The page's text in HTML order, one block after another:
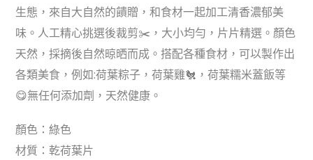
生態，來自大自然的饋贈，和食材一起加工清香濃郁美
味。人工精心挑選後裁剪✂️，大小均勻，片片精選。顏色
天然，採摘後自然晾晒而成。搭配各種食材，可以製作出
各類美食，例如:荷葉粽子，荷葉雞🐔，荷葉糯米蓋飯等
😋無任何添加劑，天然健康。
顏色：綠色
材質：乾荷葉片